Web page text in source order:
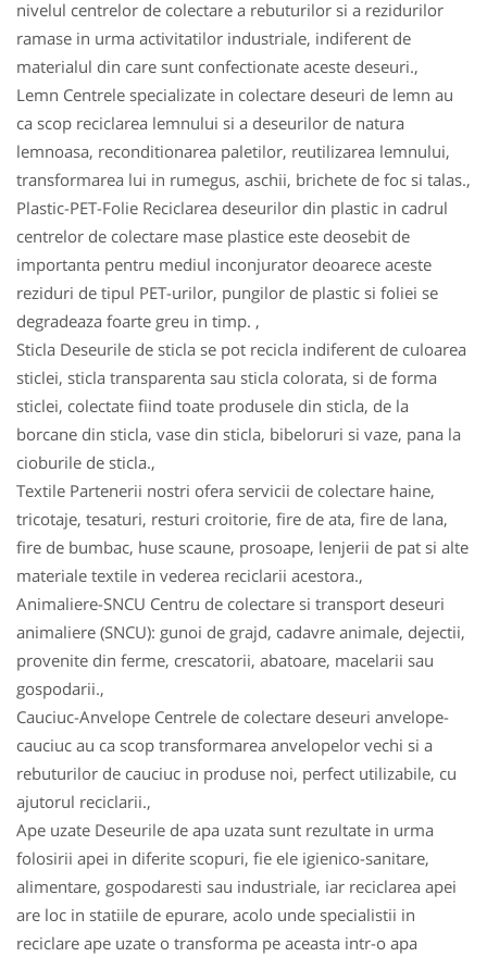
nivelul centrelor de colectare a rebuturilor si a rezidurilor
ramase in urma activitatilor industriale, indiferent de
materialul din care sunt confectionate aceste deseuri.,
Lemn Centrele specializate in colectare deseuri de lemn au
ca scop reciclarea lemnului si a deseurilor de natura
lemnoasa, reconditionarea paletilor, reutilizarea lemnului,
transformarea lui in rumegus, aschii, brichete de foc si talas.,
Plastic-PET-Folie Reciclarea deseurilor din plastic in cadrul
centrelor de colectare mase plastice este deosebit de
importanta pentru mediul inconjurator deoarece aceste
reziduri de tipul PET-urilor, pungilor de plastic si foliei se
degradeaza foarte greu in timp. ,
Sticla Deseurile de sticla se pot recicla indiferent de culoarea
sticlei, sticla transparenta sau sticla colorata, si de forma
sticlei, colectate fiind toate produsele din sticla, de la
borcane din sticla, vase din sticla, bibeloruri si vaze, pana la
cioburile de sticla.,
Textile Partenerii nostri ofera servicii de colectare haine,
tricotaje, tesaturi, resturi croitorie, fire de ata, fire de lana,
fire de bumbac, huse scaune, prosoape, lenjerii de pat si alte
materiale textile in vederea reciclarii acestora.,
Animaliere-SNCU Centru de colectare si transport deseuri
animaliere (SNCU): gunoi de grajd, cadavre animale, dejectii,
provenite din ferme, crescatorii, abatoare, macelarii sau
gospodarii.,
Cauciuc-Anvelope Centrele de colectare deseuri anvelope-
cauciuc au ca scop transformarea anvelopelor vechi si a
rebuturilor de cauciuc in produse noi, perfect utilizabile, cu
ajutorul reciclarii.,
Ape uzate Deseurile de apa uzata sunt rezultate in urma
folosirii apei in diferite scopuri, fie ele igienico-sanitare,
alimentare, gospodaresti sau industriale, iar reciclarea apei
are loc in statiile de epurare, acolo unde specialistii in
reciclare ape uzate o transforma pe aceasta intr-o apa